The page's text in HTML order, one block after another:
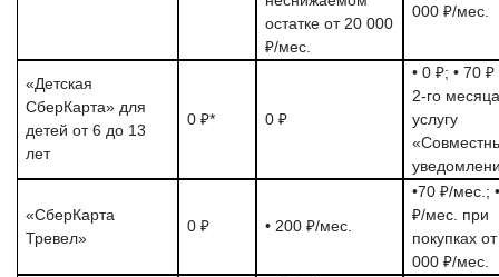
остатке от 20 000
₽/мес.
000 ₽/мес.
«Детская
СберКарта» для
детей от 6 до 13
лет
0 ₽* 0 ₽
• 0 ₽; • 70 ₽
2-го
услугу
«СберКарта
Тревел»
0 ₽ • 200 ₽/мес.
•70 ₽/мес.;
₽/мес. при
покупках
000 ₽/мес.